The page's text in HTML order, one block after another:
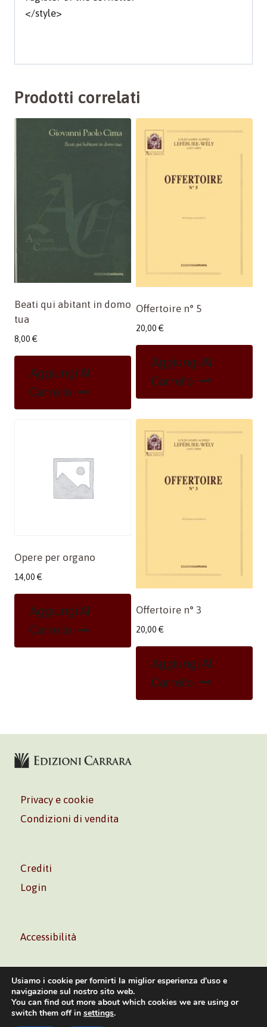
</style>
Prodotti correlati
Beati qui abitant in domo
tua
8,00 €
Aggiungi Al
Carrello
Offertoire n° 5
20,00 €
Aggiungi Al
Carrello
Opere per organo
14,00 €
Aggiungi Al
Carrello
Offertoire n° 3
20,00 €
Aggiungi Al
Carrello
Privacy e cookie
Condizioni di vendita
Crediti
Login
Accessibilità
Volontè & Co. Srl – P.I. 06181480960 –info@volonte-
Usiamo i cookie per fornirti la miglior esperienza d'uso e
navigazione sul nostro sito web.
You can find out more about which cookies we are using or
switch them off in settings.